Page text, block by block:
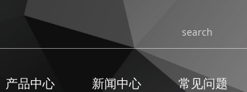
产品中心 新闻中心 常见问题